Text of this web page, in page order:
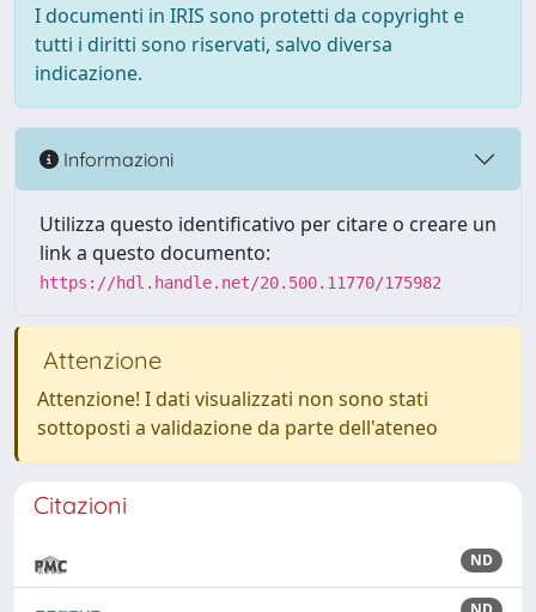
I documenti in IRIS sono protetti da copyright e
tutti i diritti sono riservati, salvo diversa
indicazione.
Informazioni
Utilizza questo identificativo per citare o creare un
link a questo documento:
https://hdl.handle.net/20.500.11770/175982
Attenzione
Attenzione! I dati visualizzati non sono stati
sottoposti a validazione da parte dell'ateneo
Citazioni
ND